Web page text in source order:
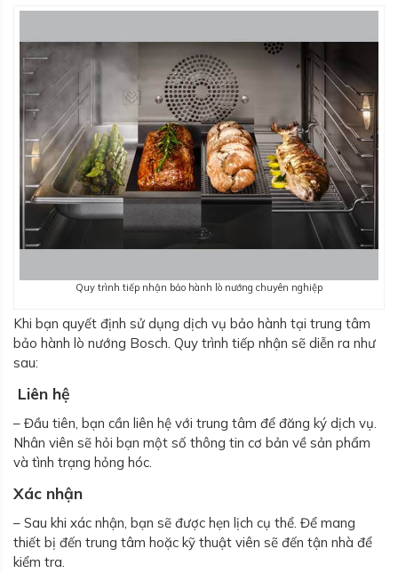
Quy trình tiếp nhận bảo hành lò nướng chuyên nghiệp
Khi bạn quyết định sử dụng dịch vụ bảo hành tại trung tâm
bảo hành lò nướng Bosch. Quy trình tiếp nhận sẽ diễn ra như
sau:
Liên hệ
– Đầu tiên, bạn cần liên hệ với trung tâm để đăng ký dịch vụ.
Nhân viên sẽ hỏi bạn một số thông tin cơ bản về sản phẩm
và tình trạng hỏng hóc.
Xác nhận
– Sau khi xác nhận, bạn sẽ được hẹn lịch cụ thể. Để mang
thiết bị đến trung tâm hoặc kỹ thuật viên sẽ đến tận nhà để
kiểm tra.